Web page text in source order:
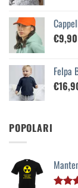
€9,90
Felpa
€
POPOLARI